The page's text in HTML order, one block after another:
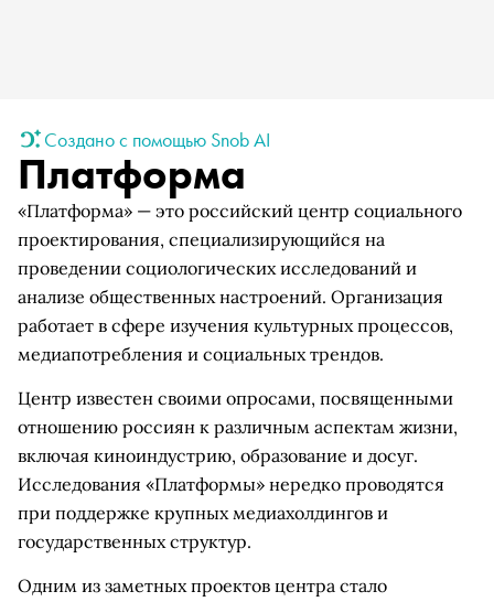
Создано с помощью Snob AI
Платформа
«Платформа» — это российский центр социального
проектирования, специализирующийся на
проведении социологических исследований и
анализе общественных настроений. Организация
работает в сфере изучения культурных процессов,
медиапотребления и социальных трендов.
Центр известен своими опросами, посвященными
отношению россиян к различным аспектам жизни,
включая киноиндустрию, образование и досуг.
Исследования «Платформы» нередко проводятся
при поддержке крупных медиахолдингов и
государственных структур.
Одним из заметных проектов центра стало